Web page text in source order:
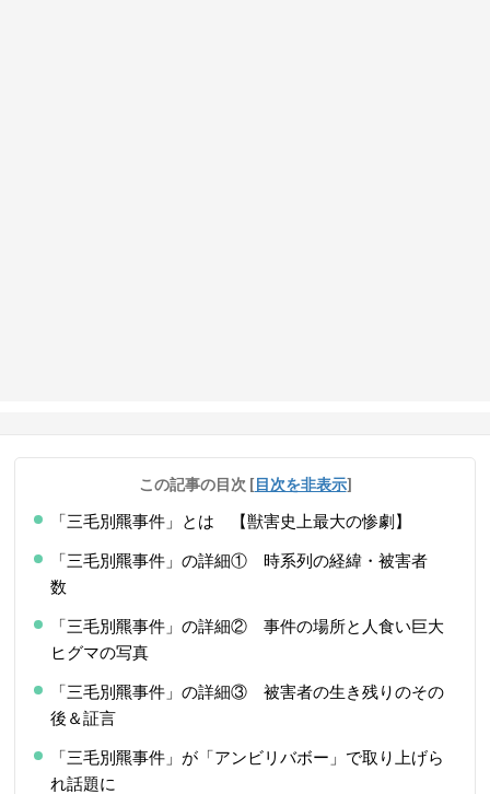
この記事の目次 [目次を非表示]
「三毛別羆事件」とは 【獣害史上最大の惨劇】
「三毛別羆事件」の詳細① 時系列の経緯・被害者
数
「三毛別羆事件」の詳細② 事件の場所と人食い巨大
ヒグマの写真
「三毛別羆事件」の詳細③ 被害者の生き残りのその
後＆証言
「三毛別羆事件」が「アンビリバボー」で取り上げら
れ話題に